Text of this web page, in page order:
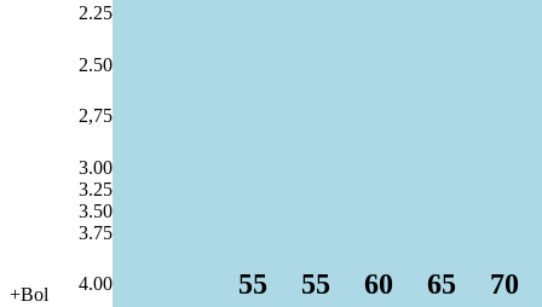
+Bol
2.25
2.50
2,75
3.00
3.25
3.50
3.75
4.00 55 55 60 65 70